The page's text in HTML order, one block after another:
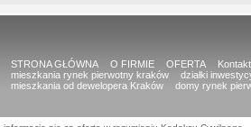
STRONA GŁÓWNA O FIRMIE OFERTA Kontakt
mieszkania rynek pierwotny kraków
działki
mieszkania od dewelopera Kraków
domy rynek